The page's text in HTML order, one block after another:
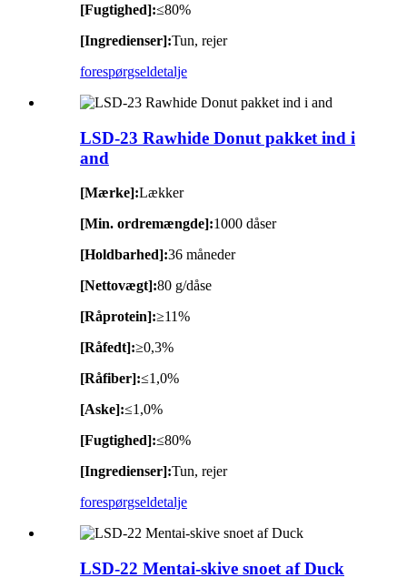
[Fugtighed]:≤80%
[Ingredienser]:Tun, rejer
forespørgseldetalje
LSD-23 Rawhide Donut pakket ind i
and
[Mærke]:Lækker
[Min. ordremængde]:1000 dåser
[Holdbarhed]:36 måneder
[Nettovægt]:80 g/dåse
[Råprotein]:≥11%
[Råfedt]:≥0,3%
[Råfiber]:≤1,0%
[Aske]:≤1,0%
[Fugtighed]:≤80%
[Ingredienser]:Tun, rejer
forespørgseldetalje
LSD-22 Mentai-skive snoet af Duck